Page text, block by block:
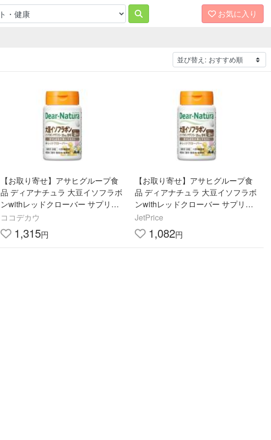
お気に入り
【お取り寄せ】アサヒグループ食
品 ディアナチュラ 大豆イソフラボ
ンwithレッドクローバー サプリメ
ント 健康食品
ココデカウ
1,315円
【お取り寄せ】アサヒグループ食
品 ディアナチュラ 大豆イソフラボ
ンwithレッドクローバー サプリメ
ント 健康食品
JetPrice
1,082円